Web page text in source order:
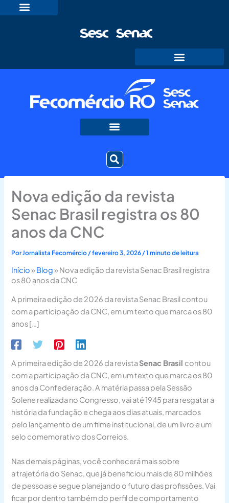
para
Nova edição da revista
Senac Brasil registra os 80
anos da CNC
PorJornalista Fecomércio /fevereiro 3, 2026 /1 minuto de leitura
Início» Blog» Nova edição da revista Senac Brasil registra
os 80 anos da CNC
A primeira edição de 2026 da revista Senac Brasil contou
com a participação da CNC, em um texto que marca os 80
anos […]
A primeira edição de 2026 da revistaSenac Brasil contou
com a participação da CNC, em um texto que marca os 80
anos da Confederação. A matéria passa pela Sessão
Solene realizada no Congresso, vai até 1945 para resgatar a
história da fundação e chega aos dias atuais, marcados
pelo lançamento de um filme institucional, de um livro e um
selo comemorativo dos Correios.
Nas demais páginas, você conhecerá mais sobre
a trajetória do Senac, que já beneficiou mais de 80 milhões
de pessoas e segue planejando o futuro das profissões. Vai
ficar por dentro também do perfil de comportamento